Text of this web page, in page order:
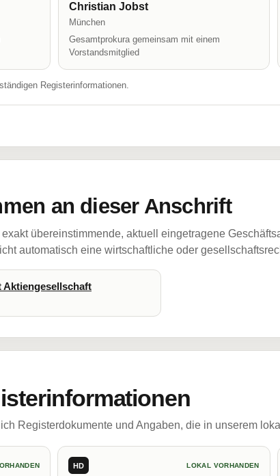
Christian Jobst
München
Gesamtprokura gemeinsam mit einem
Vorstandsmitglied
Registerinformationen.
an dieser Anschrift
übereinstimmende, aktuell eingetragene
automatisch eine wirtschaftliche oder
Aktiengesellschaft
Registerdokumente und Angaben, die in unserem
HD LOKAL VORHANDEN